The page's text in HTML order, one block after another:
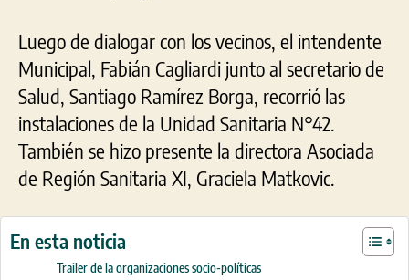
Luego de dialogar con los vecinos, el intendente
Municipal, Fabián Cagliardi junto al secretario de
Salud, Santiago Ramírez Borga, recorrió las
instalaciones de la Unidad Sanitaria N°42.
También se hizo presente la directora Asociada
de Región Sanitaria XI, Graciela Matkovic.
En esta noticia
Trailer de la organizaciones socio-políticas